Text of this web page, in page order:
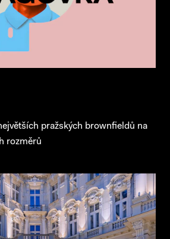
pražských brownfieldů na
rozměrů